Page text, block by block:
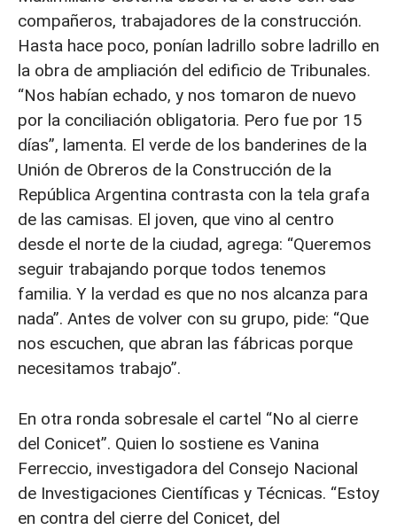
compañeros, trabajadores de la construcción.
Hasta hace poco, ponían ladrillo sobre ladrillo en
la obra de ampliación del edificio de Tribunales.
“Nos habían echado, y nos tomaron de nuevo
por la conciliación obligatoria. Pero fue por 15
días”, lamenta. El verde de los banderines de la
Unión de Obreros de la Construcción de la
República Argentina contrasta con la tela grafa
de las camisas. El joven, que vino al centro
desde el norte de la ciudad, agrega: “Queremos
seguir trabajando porque todos tenemos
familia. Y la verdad es que no nos alcanza para
nada”. Antes de volver con su grupo, pide: “Que
nos escuchen, que abran las fábricas porque
necesitamos trabajo”.
En otra ronda sobresale el cartel “No al cierre
del Conicet”. Quien lo sostiene es Vanina
Ferreccio, investigadora del Consejo Nacional
de Investigaciones Científicas y Técnicas. “Estoy
en contra del cierre del Conicet, del